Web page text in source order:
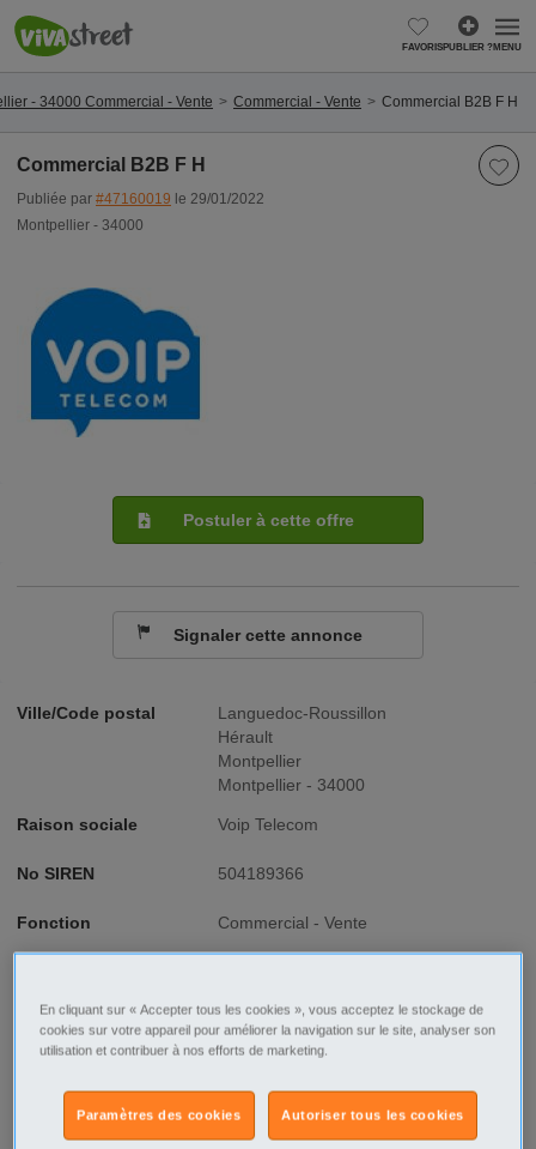
FAVORISPUBLIER ?MENU
- 34000 Commercial - Vente Commercial - Vente Commercial B2B F H
Commercial B2B F H
Publiée par #47160019 le 29/01/2022
Montpellier - 34000
Ville/Code postal
Languedoc-Roussillon
Hérault
Montpellier
Montpellier - 34000
Raison sociale Voip Telecom
No SIREN 504189366
Fonction Commercial - Vente
Type d'emploi Temps plein
Description
Postuler à cette offre
Signaler cette annonce
En cliquant sur « Accepter tous les cookies », vous acceptez le stockage de
cookies sur votre appareil pour améliorer la navigation sur le site, analyser son
utilisation et contribuer à nos efforts de marketing.
Autoriser tous les cookies
Paramètres des cookies